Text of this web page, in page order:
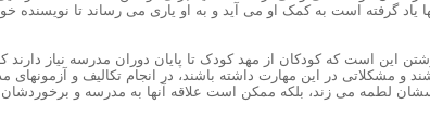
یاد گرفته است به کمک او می آید و به او یاری می رساند تا نویسنده
این است که کودکان از مهد کودک تا پایان دوران مدرسه نیاز دارند
و مشکلاتی در این مهارت داشته باشند، در انجام تکالیف و
لطمه می زند، بلکه ممکن است علاقه آنها به مدرسه و